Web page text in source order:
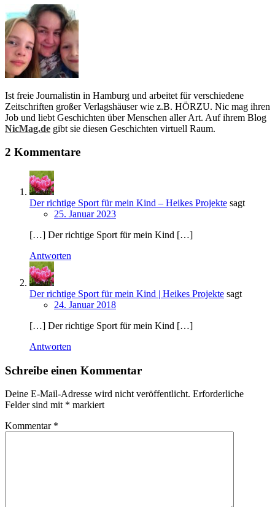
Ist freie Journalistin in Hamburg und arbeitet für verschiedene
Zeitschriften großer Verlagshäuser wie z.B. HÖRZU. Nic mag ihren
Job und liebt Geschichten über Menschen aller Art. Auf ihrem Blog
NicMag.de gibt sie diesen Geschichten virtuell Raum.
2 Kommentare
Der richtige Sport für mein Kind – Heikes Projekte sagt
25. Januar 2023
[…] Der richtige Sport für mein Kind […]
Antworten
Der richtige Sport für mein Kind | Heikes Projekte sagt
24. Januar 2018
[…] Der richtige Sport für mein Kind […]
Antworten
Schreibe einen Kommentar
Deine E-Mail-Adresse wird nicht veröffentlicht. Erforderliche
Felder sind mit * markiert
Kommentar *